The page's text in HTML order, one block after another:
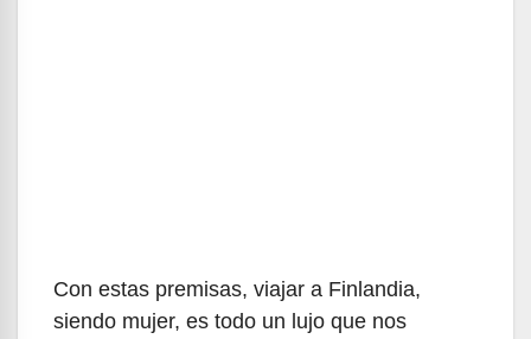
Con estas premisas, viajar a Finlandia,
siendo mujer, es todo un lujo que nos